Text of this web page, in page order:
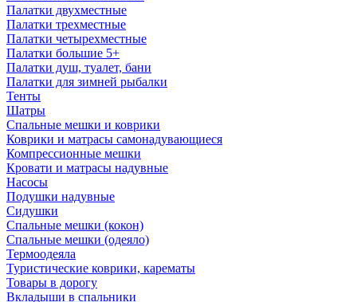
Палатки двухместные
Палатки трехместные
Палатки четырехместные
Палатки большие 5+
Палатки душ, туалет, бани
Палатки для зимней рыбалки
Тенты
Шатры
Спальные мешки и коврики
Коврики и матрасы самонадувающиеся
Компрессионные мешки
Кровати и матрасы надувные
Насосы
Подушки надувные
Сидушки
Спальные мешки (кокон)
Спальные мешки (одеяло)
Термоодеяла
Туристические коврики, карематы
Товары в дорогу
Вкладыши в спальники